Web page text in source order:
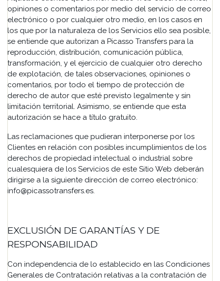
opiniones o comentarios por medio del servicio de correo
electrónico o por cualquier otro medio, en los casos en
los que por la naturaleza de los Servicios ello sea posible,
se entiende que autorizan a Picasso Transfers para la
reproducción, distribución, comunicación pública,
transformación, y el ejercicio de cualquier otro derecho
de explotación, de tales observaciones, opiniones o
comentarios, por todo el tiempo de protección de
derecho de autor que esté previsto legalmente y sin
limitación territorial. Asimismo, se entiende que esta
autorización se hace a título gratuito.
Las reclamaciones que pudieran interponerse por los
Clientes en relación con posibles incumplimientos de los
derechos de propiedad intelectual o industrial sobre
cualesquiera de los Servicios de este Sitio Web deberán
dirigirse a la siguiente dirección de correo electrónico:
info@picassotransfers.es.
EXCLUSIÓN DE GARANTÍAS Y DE
RESPONSABILIDAD
Con independencia de lo establecido en las Condiciones
Generales de Contratación relativas a la contratación de